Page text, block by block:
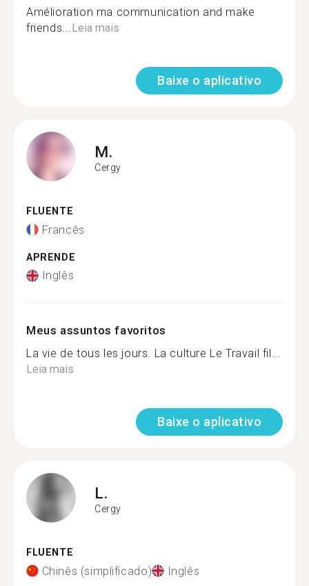
Amélioration ma communication and make
friends...Leia mais
Baixe o aplicativo
M.
Cergy
FLUENTE
Francês
APRENDE
Inglês
Meus assuntos favoritos
La vie de tous les jours. La culture Le Travail fil...
Leia mais
Baixe o aplicativo
L.
Cergy
FLUENTE
Chinês (simplificado) Inglês